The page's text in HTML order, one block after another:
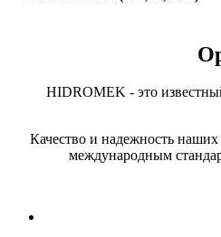
HIDROMEK - это
Качество и надежность наших
международным